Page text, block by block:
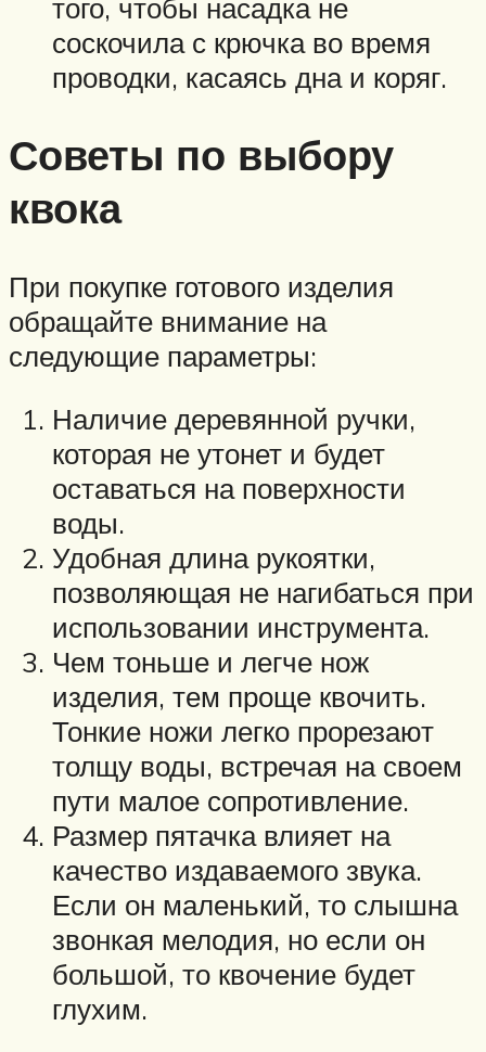
того, чтобы насадка не
соскочила с крючка во время
проводки, касаясь дна и коряг.
Советы по выбору
квока
При покупке готового изделия
обращайте внимание на
следующие параметры:
Наличие деревянной ручки,
которая не утонет и будет
оставаться на поверхности
воды.
Удобная длина рукоятки,
позволяющая не нагибаться при
использовании инструмента.
Чем тоньше и легче нож
изделия, тем проще квочить.
Тонкие ножи легко прорезают
толщу воды, встречая на своем
пути малое сопротивление.
Размер пятачка влияет на
качество издаваемого звука.
Если он маленький, то слышна
звонкая мелодия, но если он
большой, то квочение будет
глухим.